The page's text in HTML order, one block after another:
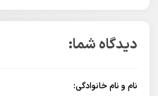
دیدگاه شما:
نام و نام خانوادگی: